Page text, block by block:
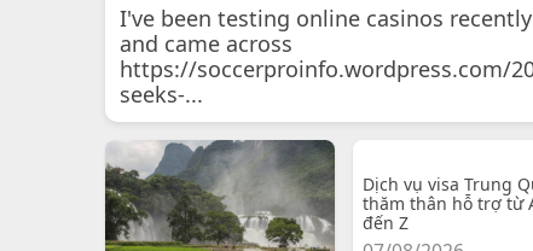
I've been testing online casinos recently
and came across
https://soccerproinfo.wordpress.com/
seeks-...
Dịch vụ visa Trung
thăm thân hỗ trợ từ
đến Z